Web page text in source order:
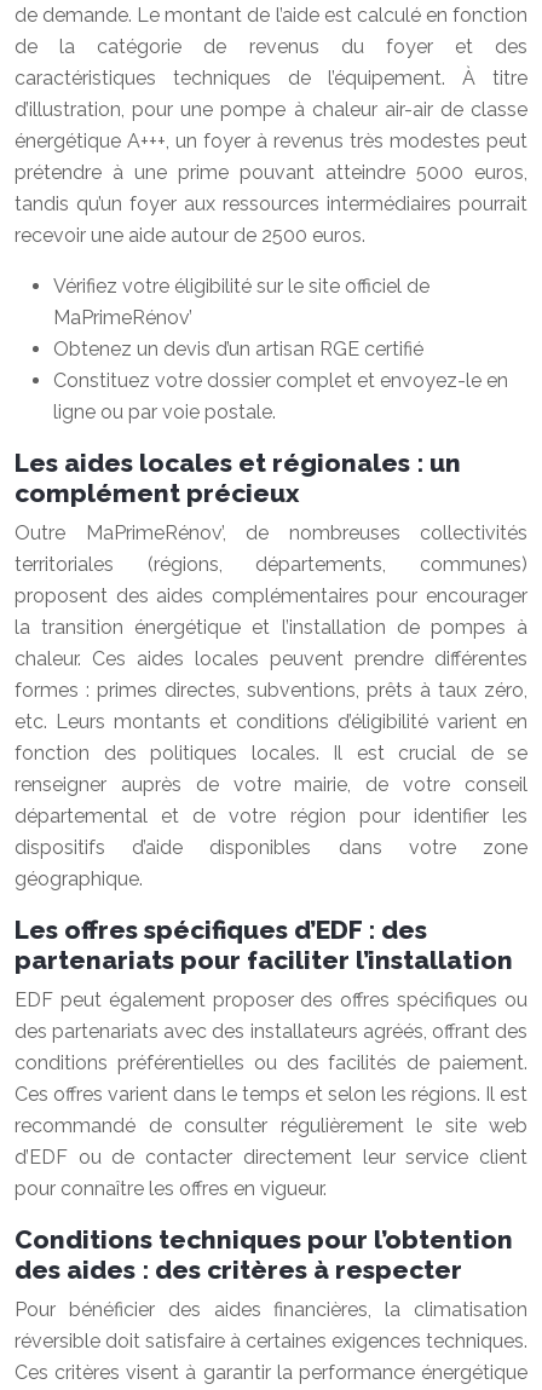
de demande. Le montant de l’aide est calculé en fonction
de la catégorie de revenus du foyer et des
caractéristiques techniques de l’équipement. À titre
d’illustration, pour une pompe à chaleur air-air de classe
énergétique A+++, un foyer à revenus très modestes peut
prétendre à une prime pouvant atteindre 5000 euros,
tandis qu’un foyer aux ressources intermédiaires pourrait
recevoir une aide autour de 2500 euros.
Vérifiez votre éligibilité sur le site officiel de
MaPrimeRénov’
Obtenez un devis d’un artisan RGE certifié
Constituez votre dossier complet et envoyez-le en
ligne ou par voie postale.
Les aides locales et régionales : un
complément précieux
Outre MaPrimeRénov’, de nombreuses collectivités
territoriales (régions, départements, communes)
proposent des aides complémentaires pour encourager
la transition énergétique et l’installation de pompes à
chaleur. Ces aides locales peuvent prendre différentes
formes : primes directes, subventions, prêts à taux zéro,
etc. Leurs montants et conditions d’éligibilité varient en
fonction des politiques locales. Il est crucial de se
renseigner auprès de votre mairie, de votre conseil
départemental et de votre région pour identifier les
dispositifs d’aide disponibles dans votre zone
géographique.
Les offres spécifiques d’EDF : des
partenariats pour faciliter l’installation
EDF peut également proposer des offres spécifiques ou
des partenariats avec des installateurs agréés, offrant des
conditions préférentielles ou des facilités de paiement.
Ces offres varient dans le temps et selon les régions. Il est
recommandé de consulter régulièrement le site web
d’EDF ou de contacter directement leur service client
pour connaître les offres en vigueur.
Conditions techniques pour l’obtention
des aides : des critères à respecter
Pour bénéficier des aides financières, la climatisation
réversible doit satisfaire à certaines exigences techniques.
Ces critères visent à garantir la performance énergétique